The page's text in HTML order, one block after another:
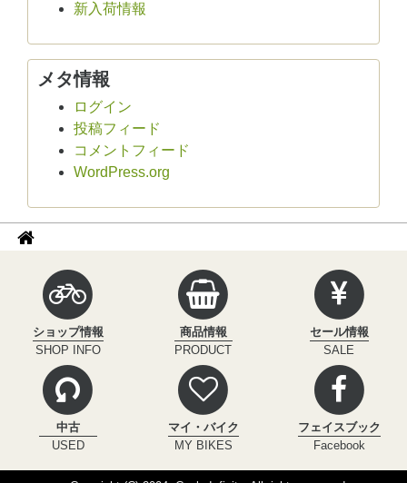
新入荷情報
メタ情報
ログイン
投稿フィード
コメントフィード
WordPress.org
パ
ナ
ク
ル
イ
ン
フ
ィ
ニ
ィ
ショップ情報
SHOP INFO
商品情報
PRODUCT
セール情報
SALE
中古
USED
マイ・バイク
MY BIKES
フェイスブック
Facebook